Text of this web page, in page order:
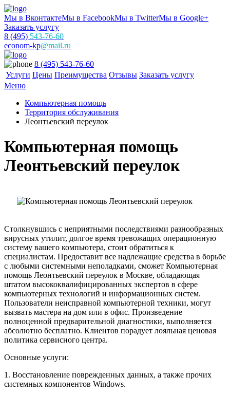
Мы в ВконтактеМы в FacebookМы в TwitterМы в Google+
Заказать услугу
8 (495) 543-76-60
econom-kp@mail.ru
8 (495) 543-76-60
Услуги Цены Преимущества Отзывы Заказать услугу
Меню
Компьютерная помощь
Территория обслуживания
Леонтьевский переулок
Компьютерная помощь
Леонтьевский переулок
Столкнувшись с неприятными последствиями разнообразных
вирусных утилит, долгое время тревожащих операционную
систему вашего компьютера, стоит обратиться к
специалистам. Предоставит все надлежащие средства в борьбе
с любыми системными неполадками, сможет Компьютерная
помощь Леонтьевский переулок в Москве, обладающая
штатом высококвалифицированных экспертов в сфере
компьютерных технологий и информационных систем.
Пользователи неисправной компьютерной техники, могут
вызвать мастера на дом или в офис. Произведение
полноценной предварительной диагностики, выполняется
абсолютно бесплатно. Клиентов порадует лояльная ценовая
политика сервисного центра.
Основные услуги:
1. Восстановление поврежденных данных, а также прочих
системных компонентов Windows.